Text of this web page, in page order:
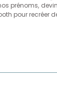
prénoms,
pour recréer